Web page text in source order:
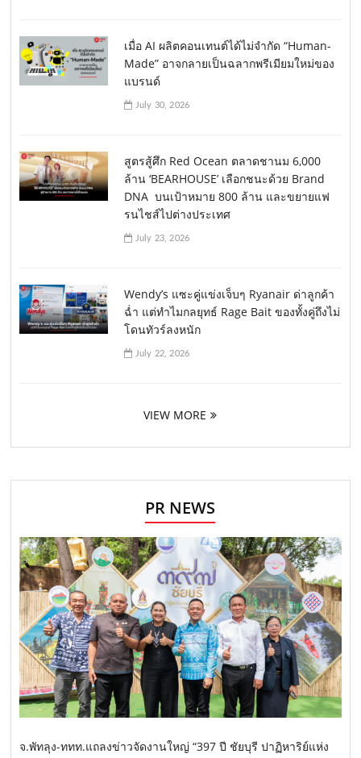
เมื่อ AI ผลิตคอนเทนต์ได้ไม่จำกัด “Human-
Made” อาจกลายเป็นฉลากพรีเมียมใหม่ของ
แบรนด์
July 30, 2026
สูตรสู้ศึก Red Ocean ตลาดชานม 6,000
ล้าน ‘BEARHOUSE’ เลือกชนะด้วย Brand
DNA บนเป้าหมาย 800 ล้าน และขยายแฟ
รนไชส์ไปต่างประเทศ
July 23, 2026
Wendy’s แซะคู่แข่งเจ็บๆ Ryanair ด่าลูกค้า
ฉ่ำ แต่ทำไมกลยุทธ์ Rage Bait ของทั้งคู่ถึงไม่
โดนทัวร์ลงหนัก
July 22, 2026
VIEW MORE
PR NEWS
จ.พัทลุง-ททท.แถลงข่าวจัดงานใหญ่ “397 ปี ชัยบุรี ปาฏิหาริย์แห่ง